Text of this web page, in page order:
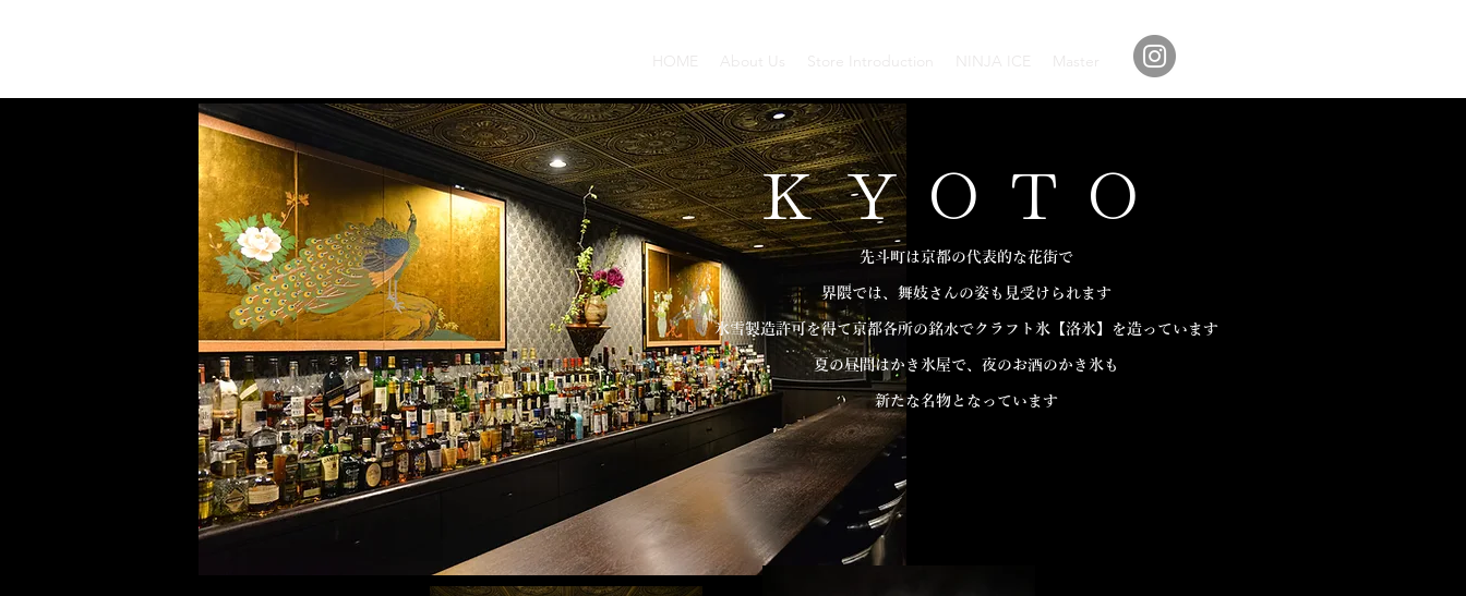
HOME About Us Master
KYOTO
先斗町は京都の代表的な花街で
界隈では、舞妓さんの姿も見受けられます
氷雪製造許可を得て京都各所の銘水でクラフト氷【洛氷】を造っています
夏の昼間はかき氷屋で、夜のお酒のかき氷も
​新たな名物となっています